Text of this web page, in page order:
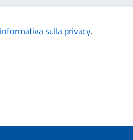
informativa sulla privacy.